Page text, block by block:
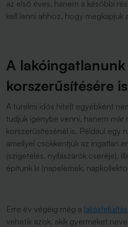
az első éves, hanem a későbbi
kell lenni ahhoz, hogy megkapjuk
A
korszerűsítésére
A türelmi idős hitelt egyébként
tudjuk igénybe venni, hanem már
korszerűsítésénél is. Például egy
amellyel csökkentjük az ingatlan
(szigetelés, nyílászárók cseréje),
építünk ki (napelemek,
Erre év végéig még a
vehetik azok, akik gyermeket